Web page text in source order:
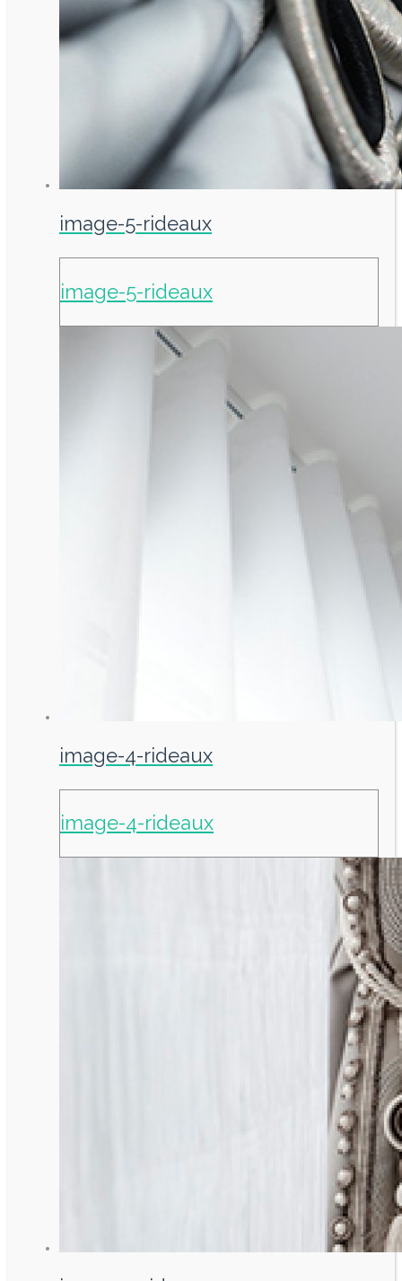
image-5-rideaux
image-5-rideaux
image-4-rideaux
image-4-rideaux